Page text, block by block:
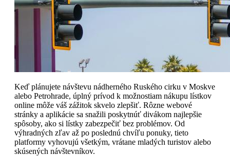
Keď plánujete návštevu nádherného Ruského cirku v Moskve
alebo Petrohrade, úplný prívod k možnostiam nákupu lístkov
online môže váš zážitok skvelo zlepšiť. Rôzne webové
stránky a aplikácie sa snažili poskytnúť divákom najlepšie
spôsoby, ako si lístky zabezpečiť bez problémov. Od
výhradných zľav až po poslednú chvíľu ponuky, tieto
platformy vyhovujú všetkým, vrátane mladých turistov alebo
skúsených návštevníkov.